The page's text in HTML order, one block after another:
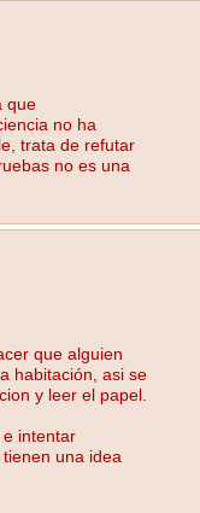
que
no ha
trata de refutar
no es una
que alguien
habitación, asi se
y leer el papel.
intentar
una idea